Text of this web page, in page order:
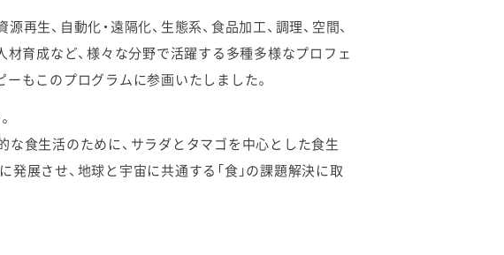
再生、自動化・遠隔化、生態系、食品加工、調理、空間、
材育成など、様々な分野で活躍する多種多様なプロフェ
もこのプログラムに参画いたしました。
食生活のために、サラダとタマゴを中心とした食生
展させ、地球と宇宙に共通する「食」の課題解決に取